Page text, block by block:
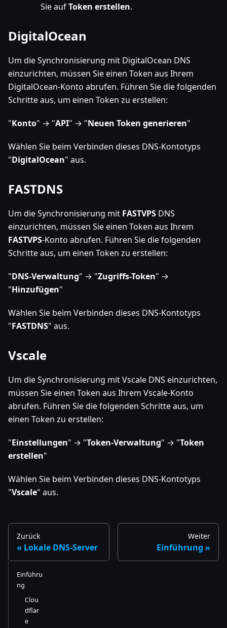
Sie aufToken erstellen.
DigitalOcean
Um die Synchronisierung mit DigitalOcean DNS
einzurichten, müssen Sie einen Token aus Ihrem
DigitalOcean-Konto abrufen. Führen Sie die folgenden
Schritte aus, um einen Token zu erstellen:
"Konto" → "API" → "Neuen Token generieren"
Wählen Sie beim Verbinden dieses DNS-Kontotyps
"DigitalOcean" aus.
FASTDNS
Um die Synchronisierung mit FASTVPS DNS
einzurichten, müssen Sie einen Token aus Ihrem
FASTVPS-Konto abrufen. Führen Sie die folgenden
Schritte aus, um einen Token zu erstellen:
"DNS-Verwaltung" → "Zugriffs-Token" →
"Hinzufügen"
Wählen Sie beim Verbinden dieses DNS-Kontotyps
"FASTDNS" aus.
Vscale
Um die Synchronisierung mit Vscale DNS einzurichten,
müssen Sie einen Token aus Ihrem Vscale-Konto
abrufen. Führen Sie die folgenden Schritte aus, um
einen Token zu erstellen:
"Einstellungen" → "Token-Verwaltung" → "Token
erstellen"
Wählen Sie beim Verbinden dieses DNS-Kontotyps
"Vscale" aus.
Zurück
Lokale DNS-Server
Weiter
Einführung
Einführu
ng
Clou
dflar
e